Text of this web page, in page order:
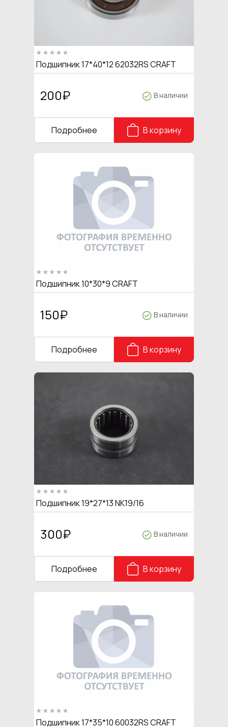
Подшипник 17*40*12 62032RS CRAFT
200₽ В наличии
Подробнее В корзину
Подшипник 10*30*9 CRAFT
150₽ В наличии
Подробнее В корзину
Подшипник 19*27*13 NK19/16
300₽ В наличии
Подробнее В корзину
Подшипник 17*35*10 60032RS CRAFT